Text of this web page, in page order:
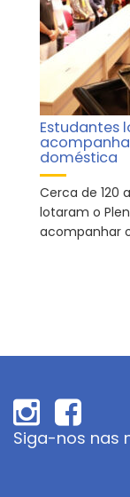
Estudantes
doméstica
Cerca de 120
lotaram o
acompanhar
Siga-nos nas